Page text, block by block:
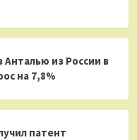
Анталью из России в
на 7,8%
патент